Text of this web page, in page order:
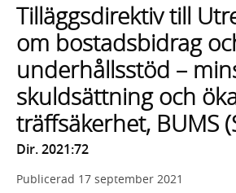
Tilläggsdirektiv till
om bostadsbidrag
underhållsstöd –
skuldsättning och
träffsäkerhet, BUMS
Dir. 2021:72
Publicerad 17 september 2021